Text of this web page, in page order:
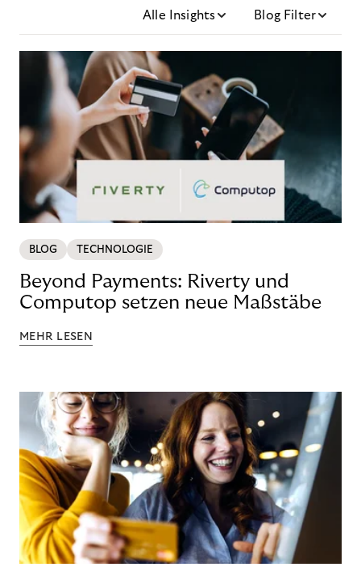
Alle Insights Blog Filter
BLOG TECHNOLOGIE
Beyond Payments: Riverty und
Computop setzen neue Maßstäbe
MEHR LESEN